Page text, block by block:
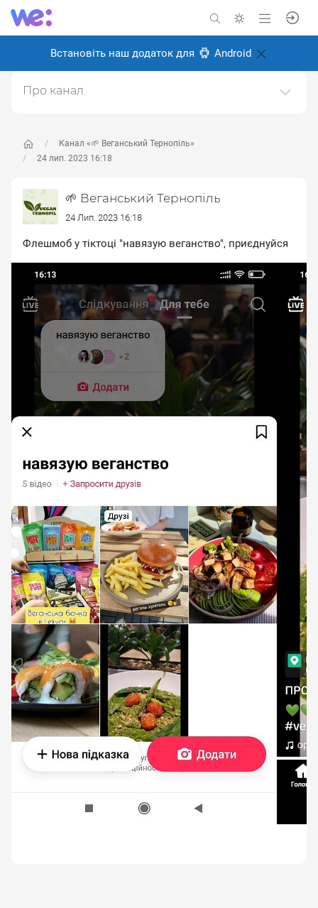
Встановіть наш додаток для Android
Канал «🌱 Веганський Тернопіль»
24 лип. 2023 16:18
🌱 Веганський Тернопіль
24 Лип. 2023 16:18
Флешмоб у тіктоці "навязую веганство", приєднуйся
Про канал
і робимо місто більш веган дружнім.Щоб
запропонувати новину пишіть адмінці
https://instagram.com/vegan.teДзеркало тґ-каналу.
Створено: 28 травня 2024